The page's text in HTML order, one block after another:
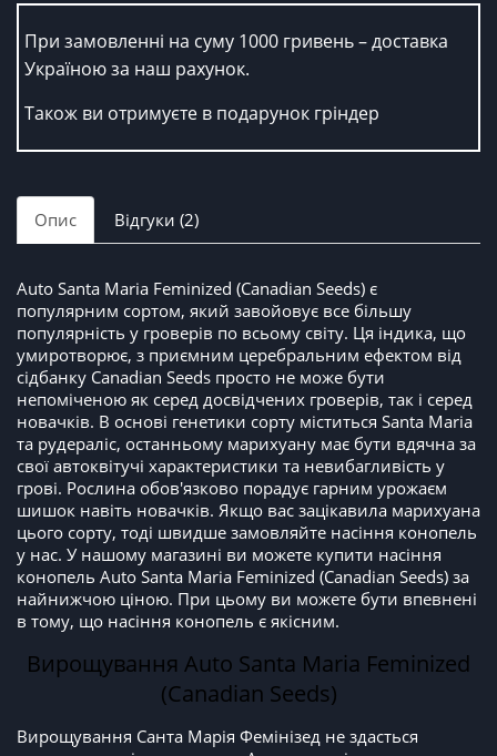
При замовленні на суму 1000 гривень – доставка
Україною за наш рахунок.
Також ви отримуєте в подарунок гріндер
Опис Відгуки (2)
Auto Santa Maria Feminized (Canadian Seeds) є
популярним сортом, який завойовує все більшу
популярність у гроверів по всьому світу. Ця індика, що
умиротворює, з приємним церебральним ефектом від
сідбанку Canadian Seeds просто не може бути
непоміченою як серед досвідчених гроверів, так і серед
новачків. В основі генетики сорту міститься Santa Maria
та рудераліс, останньому марихуану має бути вдячна за
свої автоквітучі характеристики та невибагливість у
грові. Рослина обов'язково порадує гарним урожаєм
шишок навіть новачків. Якщо вас зацікавила марихуана
цього сорту, тоді швидше замовляйте насіння конопель
у нас. У нашому магазині ви можете купити насіння
конопель Auto Santa Maria Feminized (Canadian Seeds) за
найнижчою ціною. При цьому ви можете бути впевнені
в тому, що насіння конопель є якісним.
Вирощування Auto Santa Maria Feminized
(Canadian Seeds)
Вирощування Санта Марія Фемінізед не здасться